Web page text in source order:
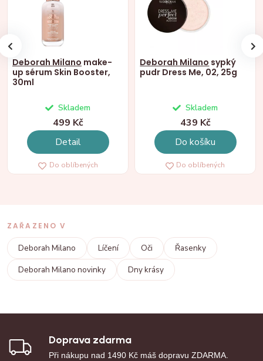
Deborah Milano make-
up sérum Skin Booster,
30ml
Skladem
499 Kč
Detail
Do oblíbených
Deborah Milano sypký
pudr Dress Me, 02, 25g
Skladem
439 Kč
Do košíku
Do oblíbených
ZAŘAZENO V
Deborah Milano Líčení Oči
Řasenky
Deborah Milano novinky
Dny krásy
Doprava zdarma
Při nákupu nad 1490 Kč máš dopravu ZDARMA.